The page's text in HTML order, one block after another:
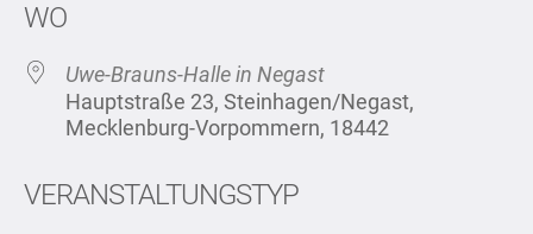
WO
Uwe-Brauns-Halle in Negast
Hauptstraße 23, Steinhagen/Negast,
Mecklenburg-Vorpommern, 18442
VERANSTALTUNGSTYP